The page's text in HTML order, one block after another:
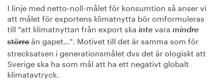
I linje med netto-noll-målet för konsumtion så anser vi
att målet för exportens klimatnytta bör omformuleras
till "att klimatnyttan från export ska inte vara mindre
större än gapet…". Motivet till det är samma som för
strecksatsen i generationsmålet dvs det är ologiskt att
Sverige ska ha som mål att ha ett negativt globalt
klimatavtryck.